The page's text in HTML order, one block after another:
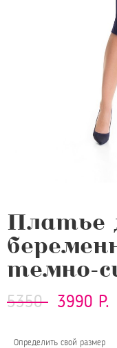
Платье
темно-
5350 3990 Р.
Определить свой размер